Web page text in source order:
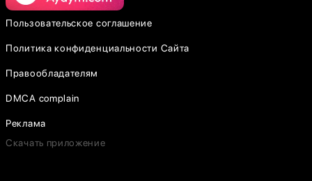
Пользовательское соглашение
Политика конфиденциальности Сайта
Правообладателям
DMCA complain
Реклама
Скачать приложение